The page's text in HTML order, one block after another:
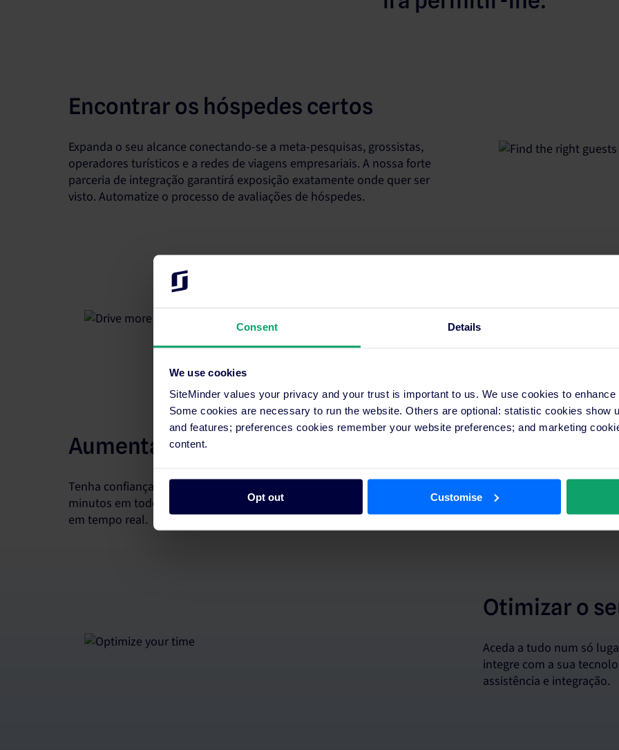
Consent Details
We use cookies
SiteMinder values your privacy and your trust is important to us. We use cookies to
Some cookies are necessary to run the website. Others are optional: statistic cookies show
and features; preferences cookies remember your website preferences; and marketing
content.
Opt out Customise
Encontrar os hóspedes certos
Expanda o seu alcance conectando-se a meta-pesquisas, grossistas,
operadores turísticos e a redes de viagens empresariais. A nossa forte
parceria de integração garantirá exposição exatamente onde quer ser
visto. Automatize o processo de avaliações de hóspedes.
Aumentar a receita por quarto
Tenha confiança para vender todos os quartos. Atualize tarifários em
minutos em todos os canais. Potencie a sua estratégia com informações
em tempo real.
Otimizar o
Aceda a tudo num só
integre com a sua
assistência e integração.